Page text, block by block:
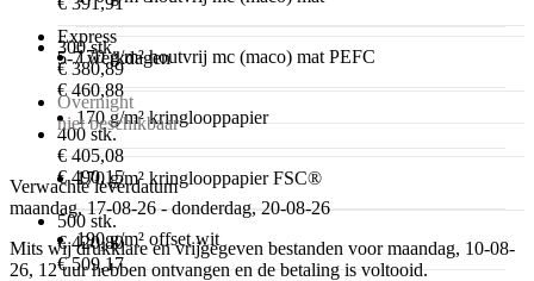
170 g/m² houtvrij mc (maco) mat PEFC
170 g/m² kringlooppapier
170 g/m² kringlooppapier FSC®
190 g/m² offset wit
300 stk.
€ 380,89
€ 460,88
400 stk.
€ 405,08
€ 490,15
500 stk.
€ 420,80
€ 509,17
Express
5-7 werkdagen
Overnight
niet beschikbaar
Verwachte leverdatum
maandag, 17-08-26 - donderdag, 20-08-26
Mits wij drukklare en vrijgegeven bestanden voor maandag, 10-08-
26, 12 uur hebben ontvangen en de betaling is voltooid.